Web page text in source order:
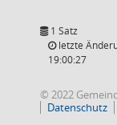
1 Satz
letzte
19:00:27
© 2022
Datenschutz